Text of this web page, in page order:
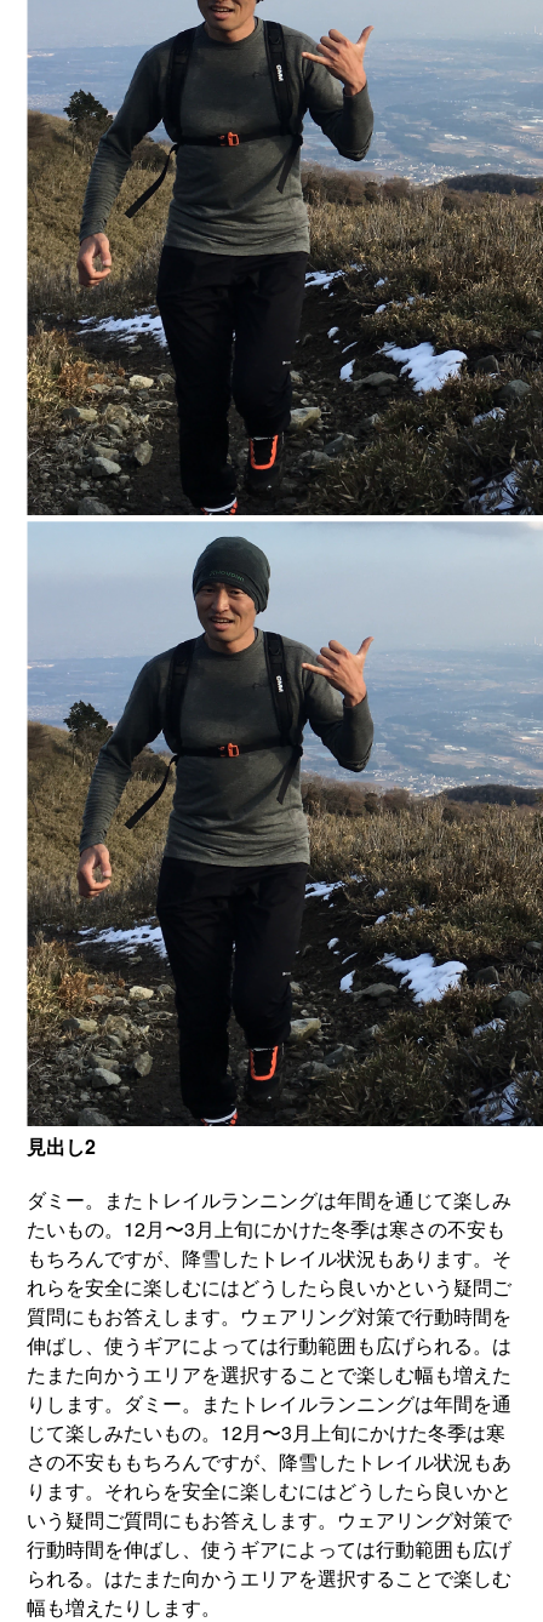
見出し2
ダミー。またトレイルランニングは年間を通じて楽しみ
たいもの。12月〜3月上旬にかけた冬季は寒さの不安も
もちろんですが、降雪したトレイル状況もあります。そ
れらを安全に楽しむにはどうしたら良いかという疑問ご
質問にもお答えします。ウェアリング対策で行動時間を
伸ばし、使うギアによっては行動範囲も広げられる。は
たまた向かうエリアを選択することで楽しむ幅も増えた
りします。ダミー。またトレイルランニングは年間を通
じて楽しみたいもの。12月〜3月上旬にかけた冬季は寒
さの不安ももちろんですが、降雪したトレイル状況もあ
ります。それらを安全に楽しむにはどうしたら良いかと
いう疑問ご質問にもお答えします。ウェアリング対策で
行動時間を伸ばし、使うギアによっては行動範囲も広げ
られる。はたまた向かうエリアを選択することで楽しむ
幅も増えたりします。